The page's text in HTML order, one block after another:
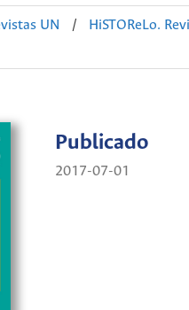
UN / HiSTOReLo.
Publicado
2017-07-01